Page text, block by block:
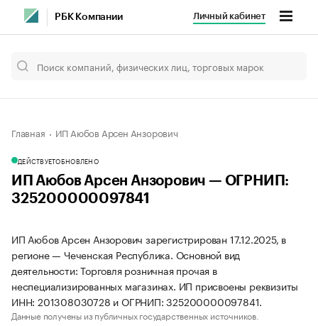
РБК Компании Личный кабинет
Главная ИП Аюбов Арсен Анзорович
ДЕЙСТВУЕТОБНОВЛЕНО
ИП Аюбов Арсен Анзорович — ОГРНИП:
325200000097841
ИП Аюбов Арсен Анзорович зарегистрирован 17.12.2025, в
регионе — Чеченская Республика. Основной вид
деятельности: Торговля розничная прочая в
неспециализированных магазинах. ИП присвоены реквизиты
ИНН: 201308030728 и ОГРНИП: 325200000097841.
Данные получены из публичных государственных источников.